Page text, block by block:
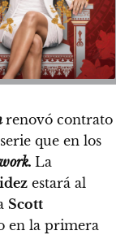
renovó contrato
que en los
La
estará al
Scott
en la primera